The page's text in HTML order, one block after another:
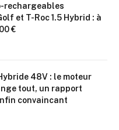
rechargeables
et T-Roc 1.5 Hybrid : à
€
48V : le moteur
tout, un rapport
convaincant